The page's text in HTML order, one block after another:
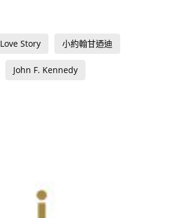
Love Story 小約翰甘迺迪
John F. Kennedy